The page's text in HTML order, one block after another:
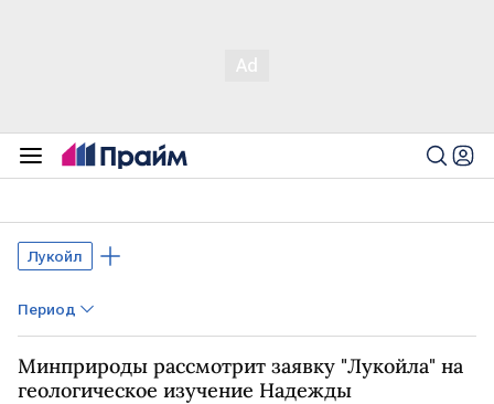
Лукойл
Период
Минприроды рассмотрит заявку "Лукойла" на
геологическое изучение Надежды